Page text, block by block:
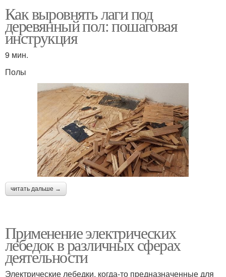
Как выровнять лаги под
деревянный пол: пошаговая
инструкция
9 мин.
Полы
читать дальше →
Применение электрических
лебедок в различных сферах
деятельности
Электрические лебедки, когда-то предназначенные для